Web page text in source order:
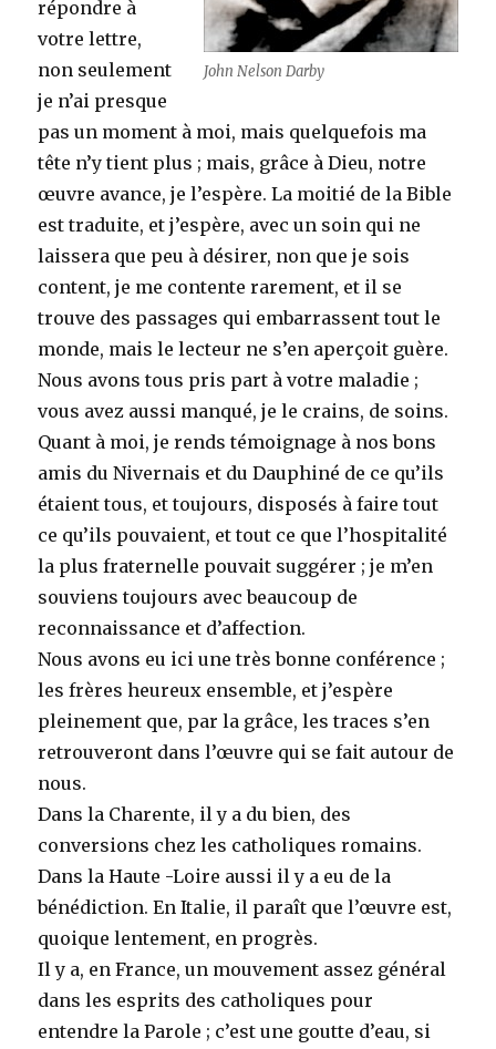
John Nelson Darby
répondre à
votre lettre,
non seulement
je n’ai presque
pas un moment à moi, mais quelquefois ma
tête n’y tient plus ; mais, grâce à Dieu, notre
œuvre avance, je l’espère. La moitié de la Bible
est traduite, et j’espère, avec un soin qui ne
laissera que peu à désirer, non que je sois
content, je me contente rarement, et il se
trouve des passages qui embarrassent tout le
monde, mais le lecteur ne s’en aperçoit guère.
Nous avons tous pris part à votre maladie ;
vous avez aussi manqué, je le crains, de soins.
Quant à moi, je rends témoignage à nos bons
amis du Nivernais et du Dauphiné de ce qu’ils
étaient tous, et toujours, disposés à faire tout
ce qu’ils pouvaient, et tout ce que l’hospitalité
la plus fraternelle pouvait suggérer ; je m’en
souviens toujours avec beaucoup de
reconnaissance et d’affection.
Nous avons eu ici une très bonne conférence ;
les frères heureux ensemble, et j’espère
pleinement que, par la grâce, les traces s’en
retrouveront dans l’œuvre qui se fait autour de
nous.
Dans la Charente, il y a du bien, des
conversions chez les catholiques romains.
Dans la Haute -Loire aussi il y a eu de la
bénédiction. En Italie, il paraît que l’œuvre est,
quoique lentement, en progrès.
Il y a, en France, un mouvement assez général
dans les esprits des catholiques pour
entendre la Parole ; c’est une goutte d’eau, si